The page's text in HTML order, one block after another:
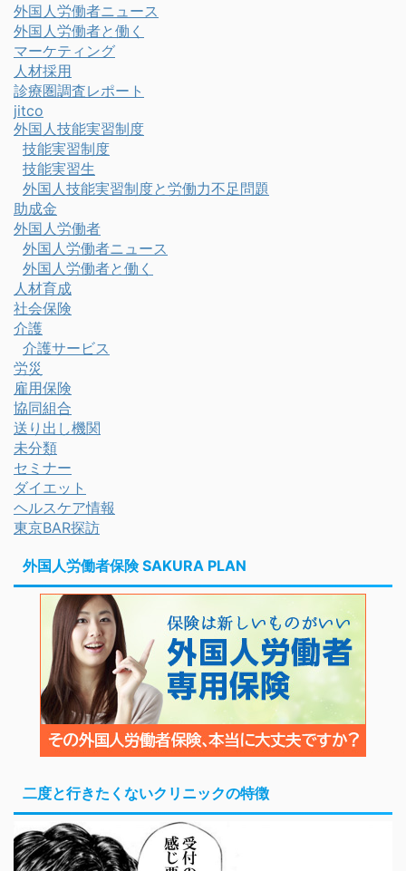
外国人労働者ニュース
外国人労働者と働く
マーケティング
人材採用
診療圏調査レポート
jitco
外国人技能実習制度
技能実習制度
技能実習生
外国人技能実習制度と労働力不足問題
助成金
外国人労働者
外国人労働者ニュース
外国人労働者と働く
人材育成
社会保険
介護
介護サービス
労災
雇用保険
協同組合
送り出し機関
未分類
セミナー
ダイエット
ヘルスケア情報
東京BAR探訪
外国人労働者保険 SAKURA PLAN
二度と行きたくないクリニックの特徴